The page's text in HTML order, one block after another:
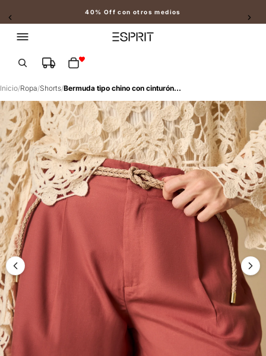
40% Off con otros medios
Slide 2 of 2
Inicio/Ropa/Shorts/ Bermuda tipo chino con cinturón trenzado - Rojo